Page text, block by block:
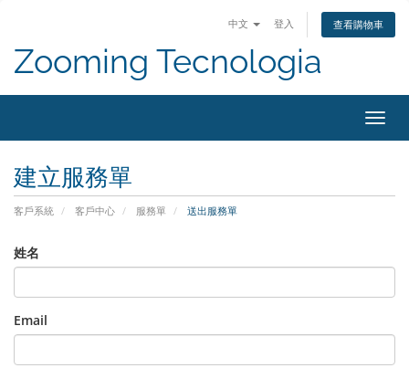
中文 登入 查看購物車
Zooming Tecnologia
切
換
建立服務單
客戶系統 客戶中心 服務單 送出服務單
姓名
Email